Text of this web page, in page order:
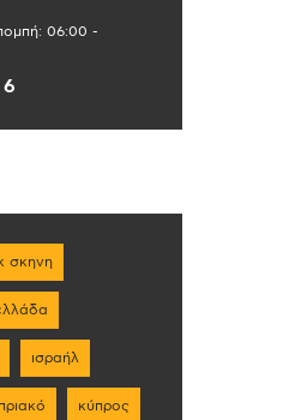
06:00 -
6
σκηνη
ισραήλ
κύπρος